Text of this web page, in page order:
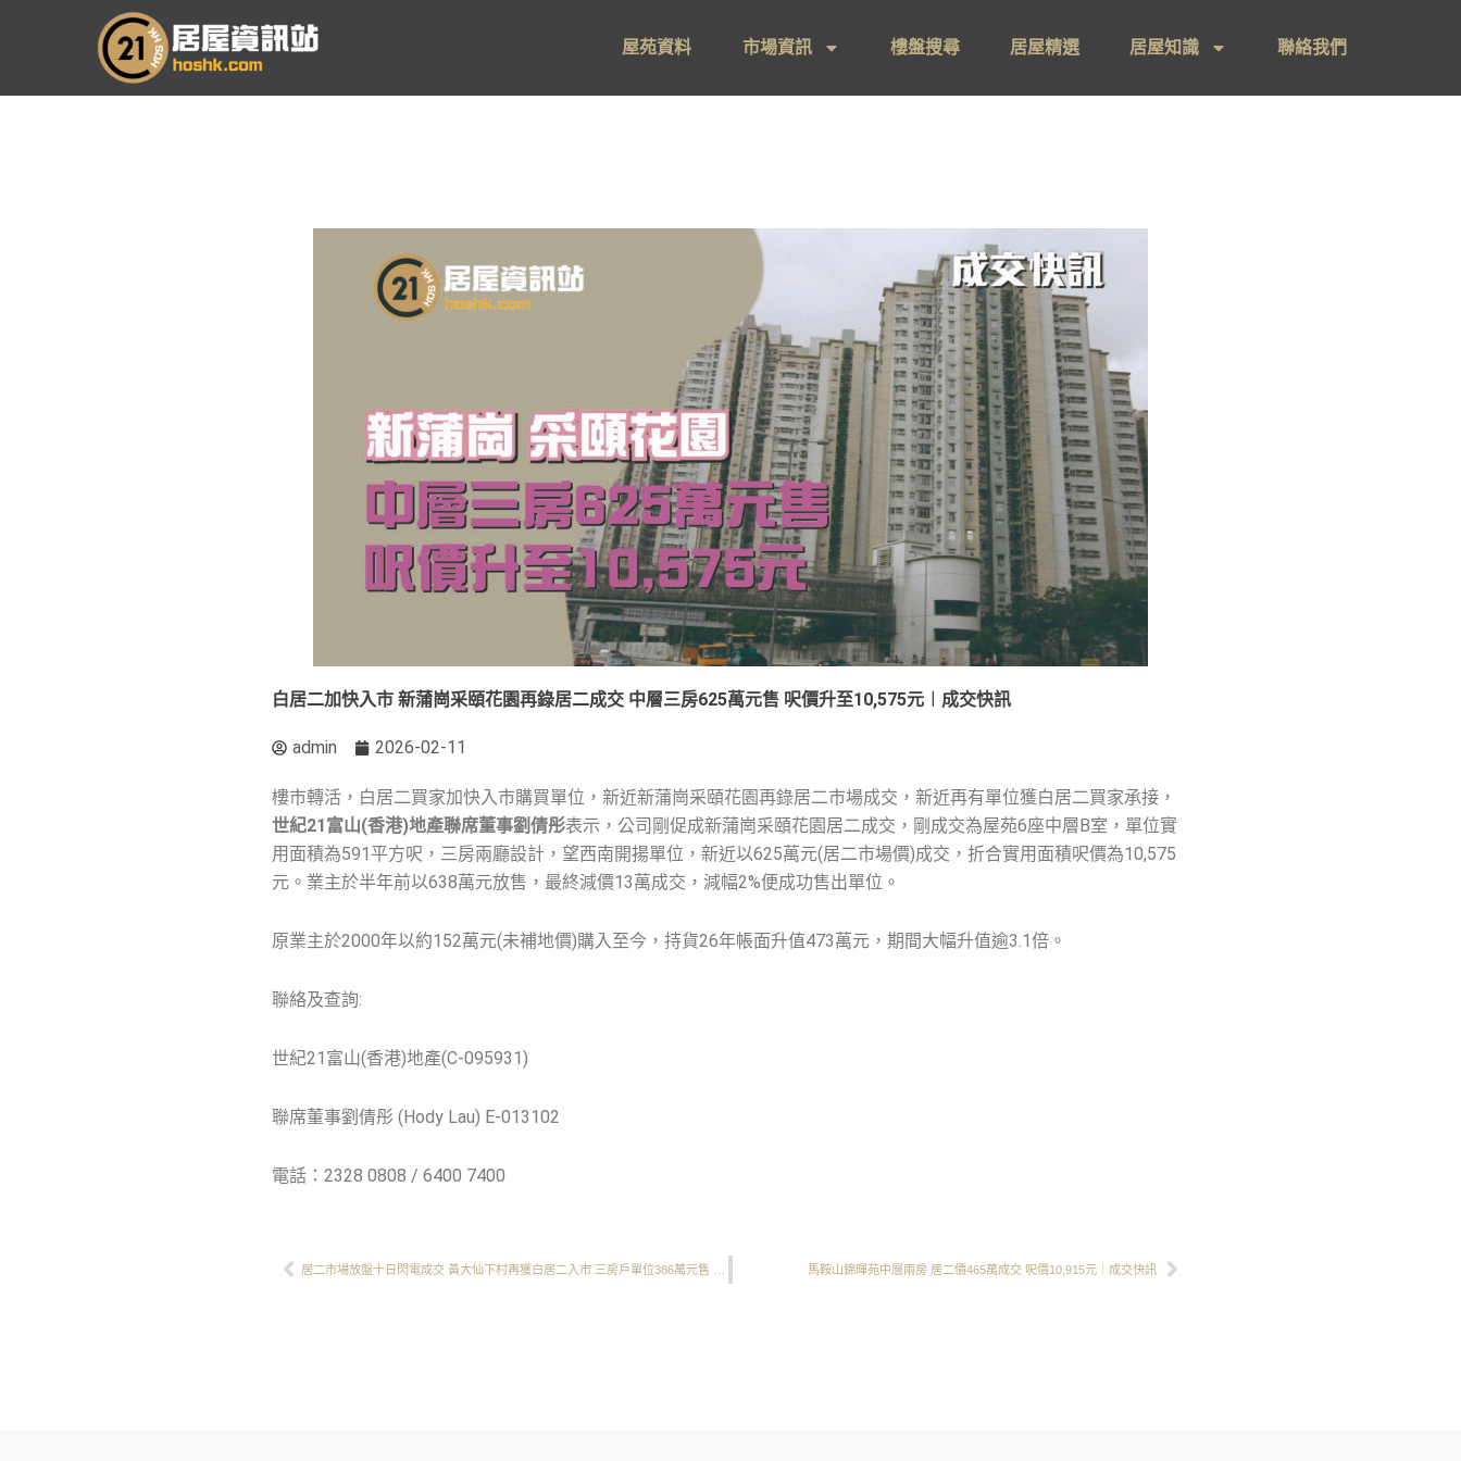
要
屋苑資料 市場資訊 樓盤搜尋 居屋精選 居屋知識 聯絡我們
白居二加快入市 新蒲崗采頤花園再錄居二成交 中層三房625萬元售 呎價升至10,575元︱成交快訊
admin 2026-02-11
樓市轉活，白居二買家加快入市購買單位，新近新蒲崗采頤花園再錄居二市場成交，新近再有單位獲白居二買家承接，
世紀21富山(香港)地產聯席董事劉倩彤表示，公司剛促成新蒲崗采頤花園居二成交，剛成交為屋苑6座中層B室，單位實
用面積為591平方呎，三房兩廳設計，望西南開揚單位，新近以625萬元(居二市場價)成交，折合實用面積呎價為10,575
元。業主於半年前以638萬元放售，最終減價13萬成交，減幅2%便成功售出單位。
原業主於2000年以約152萬元(未補地價)購入至今，持貨26年帳面升值473萬元，期間大幅升值逾3.1倍。
聯絡及查詢:
世紀21富山(香港)地產(C-095931)
聯席董事劉倩彤 (Hody Lau) E-013102
電話：2328 0808 / 6400 7400
Prev 馬鞍山錦暉苑中層兩房 居二價465萬成交 呎價10,915元︱成交快訊 Next